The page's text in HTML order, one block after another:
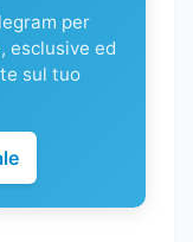
per
esclusive ed
sul tuo